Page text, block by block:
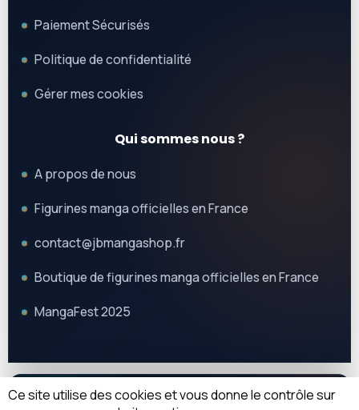
Paiement Sécurisés
Politique de confidentialité
Gérer mes cookies
Qui sommes nous ?
A propos de nous
Figurines manga officielles en France
contact@jbmangashop.fr
Boutique de figurines manga officielles en France
MangaFest 2025
© 2025 JB Mangashop. Tous droits réservés.
Ce site utilise des cookies et vous donne le contrôle sur